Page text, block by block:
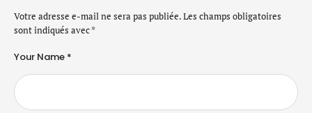
Votre adresse e-mail ne sera pas publiée.Les champs obligatoires
sont indiqués avec*
Your Name *